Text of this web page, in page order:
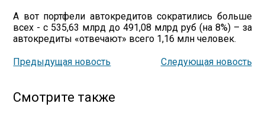
А вот портфели автокредитов сократились больше
всех - с 535,63 млрд до 491,08 млрд руб (на 8%) – за
автокредиты «отвечают» всего 1,16 млн человек.
Предыдущая новость Следующая новость
Смотрите также